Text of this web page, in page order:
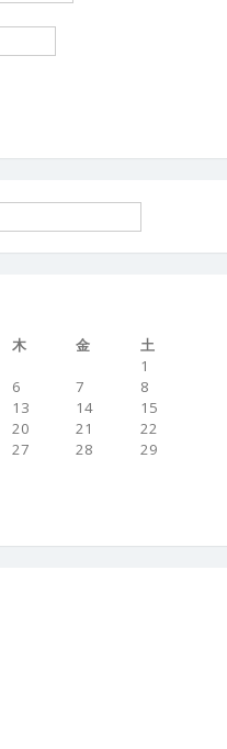
木 金
土
1
6 7
8
13 14
15
20 21
22
27 28
29